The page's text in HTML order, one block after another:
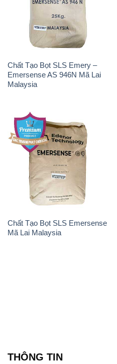
Chất Tạo Bọt SLS Emery –
Emersense AS 946N Mã Lai
Malaysia
Chất Tạo Bọt SLS Emersense
Mã Lai Malaysia
THÔNG TIN